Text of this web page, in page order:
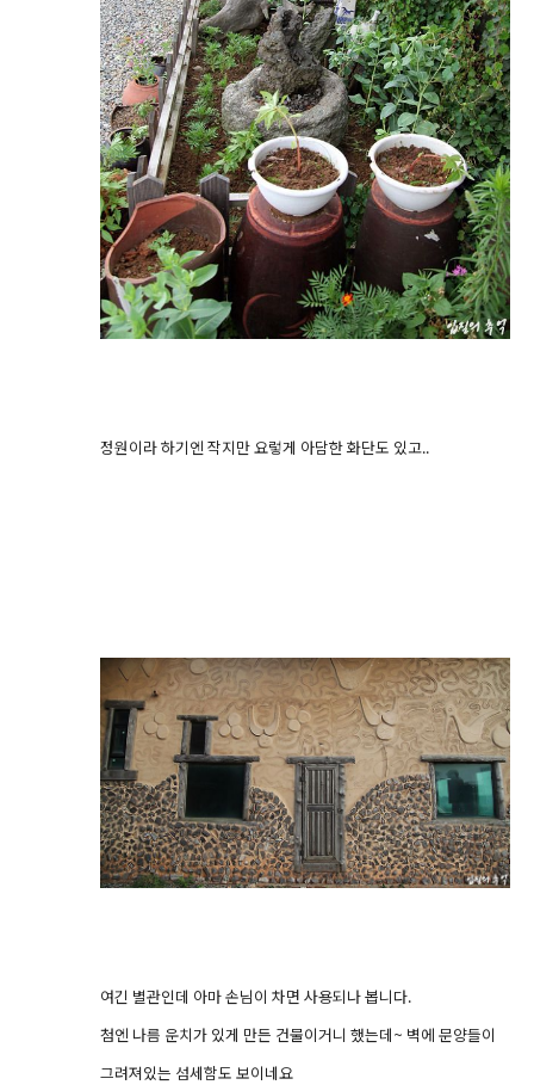
정원이라 하기엔 작지만 요렇게 아담한 화단도 있고..
여긴 별관인데 아마 손님이 차면 사용되나 봅니다.
첨엔 나름 운치가 있게 만든 건물이거니 했는데~ 벽에 문양들이
그려져있는 섬세함도 보이네요